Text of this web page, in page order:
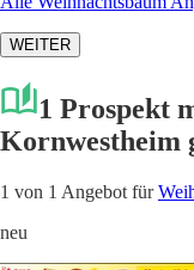
WEITER
1 Prospekt
Kornwestheim
1 von 1 Angebot für
neu